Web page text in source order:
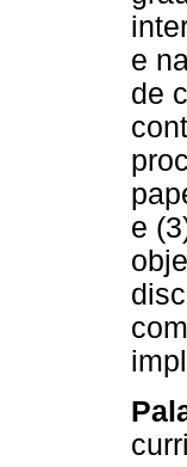
e
de
e